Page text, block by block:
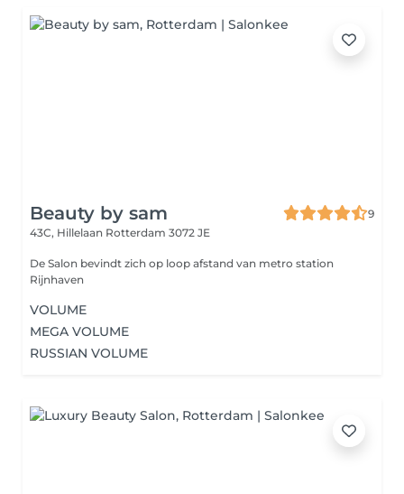
Beauty by sam
9
43C, Hillelaan Rotterdam 3072 JE
De Salon bevindt zich op loop afstand van metro station
Rijnhaven
VOLUME
MEGA VOLUME
RUSSIAN VOLUME